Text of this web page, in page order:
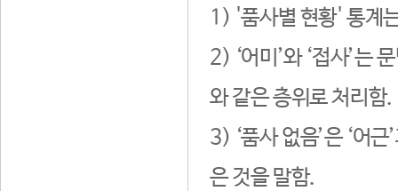
1) '품사별 현황' 통계
2) ‘어미’와 ‘접사’는
와 같은 층위로 처리함.
3) ‘품사 없음’은 ‘어
은 것을 말함.